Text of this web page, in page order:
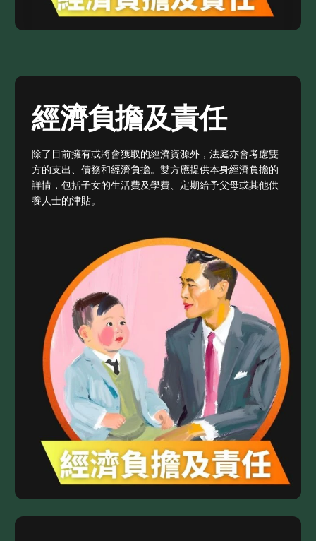
經濟負擔及責任
除了目前擁有或將會獲取的經濟資源外，法庭亦會考慮雙
方的支出、債務和經濟負擔。雙方應提供本身經濟負擔的
詳情，包括子女的生活費及學費、定期給予父母或其他供
養人士的津貼。